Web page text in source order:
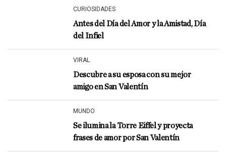
CURIOSIDADES
Antes del Día del Amor y la Amistad, Día
del Infiel
VIRAL
Descubre a su esposa con su mejor
amigo en San Valentín
MUNDO
Se ilumina la Torre Eiffel y proyecta
frases de amor por San Valentín